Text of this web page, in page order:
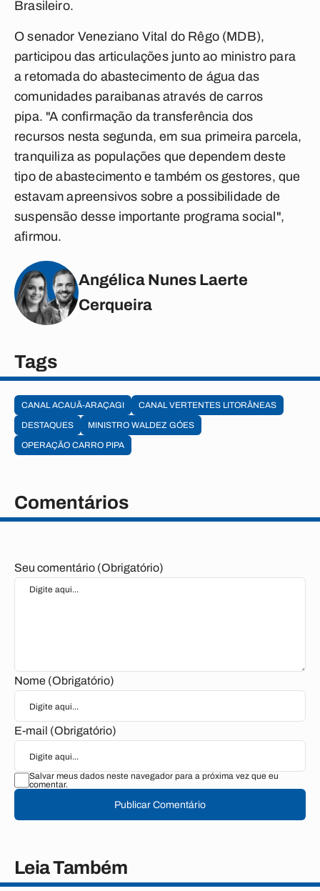
Brasileiro.
O senador Veneziano Vital do Rêgo (MDB),
participou das articulações junto ao ministro para
a retomada do abastecimento de água das
comunidades paraibanas através de carros
pipa. "A confirmação da transferência dos
recursos nesta segunda, em sua primeira parcela,
tranquiliza as populações que dependem deste
tipo de abastecimento e também os gestores, que
estavam apreensivos sobre a possibilidade de
suspensão desse importante programa social",
afirmou.
Angélica Nunes Laerte
Cerqueira
Tags
CANAL ACAUÃ-ARAÇAGI
CANAL VERTENTES LITORÂNEAS
DESTAQUES
MINISTRO WALDEZ GÓES
OPERAÇÃO CARRO PIPA
Comentários
Seu comentário (Obrigatório)
Nome (Obrigatório)
E-mail (Obrigatório)
Salvar meus dados neste navegador para a próxima vez que eu
comentar.
Publicar Comentário
Leia Também